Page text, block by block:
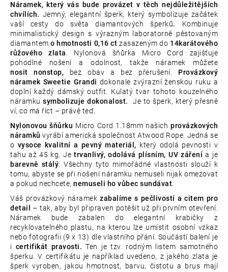
Náramek, který vás bude provázet v těch nejdůležitějších
chvílích. Jemný, elegantní šperk, který symbolizuje začátek
vaší cesty do světa diamantových šperků.
Kombinuje
minimalistický design s výrazným laboratorně pěstovaným
diamantem o hmotnosti 0,16 ct zasazeným do 14karátového
růžového zlata.
Nylonová šňůrka Micro Cord zajišťuje
pohodlné nošení a odolnost, takže náramek můžete
nosit nonstop, bez obav a bez přerušení. Provázkový
náramek Sweetie Grandi dokonale zvýrazní ženskou ruku a
doplní každý dámský outfit. Kulatý tvar tohoto kouzelného
náramkusymbolizujedokonalost.
Je to šperk, který přesně
ví, co má říct – právě teď.
Nylonovou šňůrku Micro Cord 1.18mm našich provázkových
náramků vyrábí americká společnost Atwood Rope. Jedná se
o vysoce kvalitní a pevný materiál, který odolá pevnosti v
tahu až 45 kg. Jetrvanlivý, odolává plísním, UV záření a je
barevně stálý. Všechny tyto mimořádné vlastnosti slouží k
tomu, abyste se při nošení náramku nemuseli nijak omezovat
a pokud nechcete, nemuseli ho vůbec sundávat.
Váš provázkový náramek zabalíme s pečlivostí a citem pro
detail
– tak, aby byl připraven potěšit už při prvním otevření.
Náramek bude zabalen do elegantní krabičky z
recyklovatelného plastu, na kterou lze umístit osobní vzkaz
nebo fotografii (9 x 13) dle vlastního přání. Součástí balení je
i certifikát pravosti. Ten je tzv. rodným listem samotného
šperku. V certifikátu je například uvedeno, z jakého zlata je
šperk vyroben, jakou hmotnost, barvu, čistotu a brus mají